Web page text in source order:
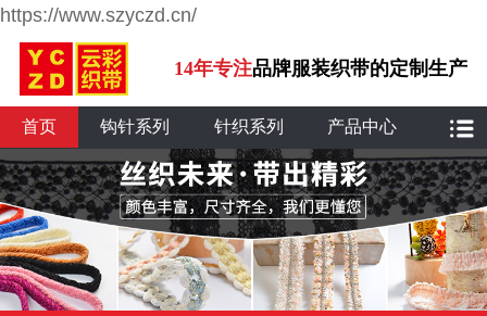
https://www.szyczd.cn/
14年专注品牌服装织带的定制生产
首页 钩针系列 针织系列 产品中心